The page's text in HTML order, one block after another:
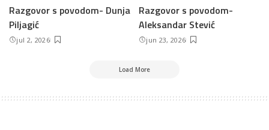
Razgovor s povodom- Dunja
Piljagić
jul 2, 2026
Razgovor s povodom-
Aleksandar Stević
jun 23, 2026
Load More